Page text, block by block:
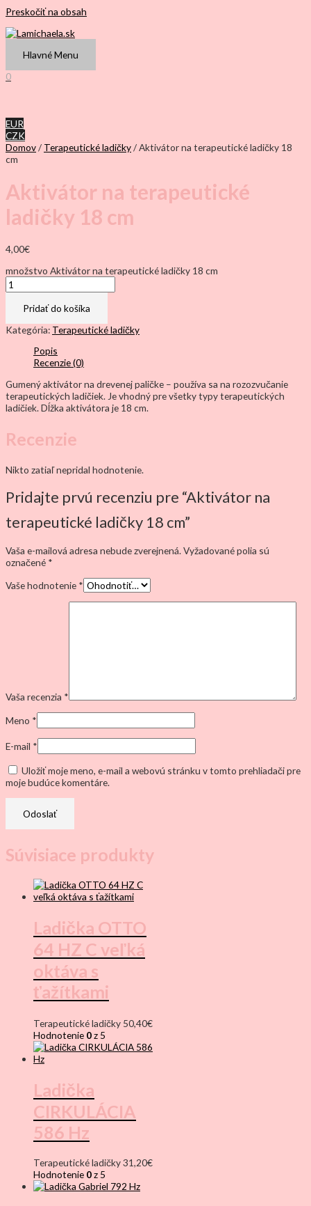
Preskočiť na obsah
Hlavné Menu
0
EUR
CZK
Domov/ Terapeutické ladičky/ Aktivátor na terapeutické ladičky 18
cm
Aktivátor na terapeutické
ladičky 18 cm
4,00€
množstvo Aktivátor na terapeutické ladičky 18 cm
Pridať do košíka
Kategória: Terapeutické ladičky
Popis
Recenzie (0)
Gumený aktivátor na drevenej paličke – používa sa na rozozvučanie
terapeutických ladičiek. Je vhodný pre všetky typy terapeutických
ladičiek. Dĺžka aktivátora je 18 cm.
Recenzie
Nikto zatiaľ nepridal hodnotenie.
Pridajte prvú recenziu pre “Aktivátor na
terapeutické ladičky 18 cm”
Vaša e-mailová adresa nebude zverejnená. Vyžadované polia sú
označené *
Vaše hodnotenie *
Vaša recenzia *
Meno *
E-mail *
Uložiť moje meno, e-mail a webovú stránku v tomto prehliadači pre
moje budúce komentáre.
Súvisiace produkty
Ladička OTTO
64 HZ C veľká
oktáva s
ťažítkami
Terapeutické ladičky 50,40€
Hodnotenie 0z 5
Ladička
CIRKULÁCIA
586 Hz
Terapeutické ladičky31,20€
Hodnotenie 0z 5